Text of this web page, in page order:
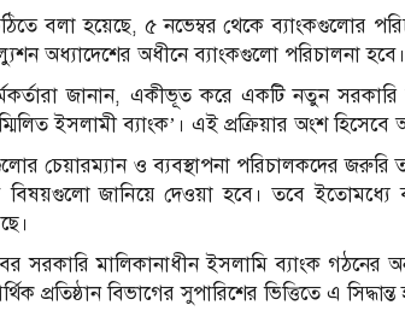
বলা হয়েছে, ৫ নভেম্বর থেকে ব্যাংকগুলোর
অধ্যাদেশের অধী‌নে ব্যাংকগুলো পরিচালনা হবে।
জানান, একীভূত করে একটি নতুন
ইসলামী ব্যাংক’। এই প্রক্রিয়ার অংশ
চেয়ারম্যান ও ব্যবস্থাপনা পরিচালকদের
বিষয়গুলো জানিয়ে দেওয়া হবে। তবে
মালিকানাধীন ইসলামি ব্যাংক গঠনের
প্রতিষ্ঠান বিভাগের সুপারিশের ভিত্তিতে এ সিদ্ধান্ত